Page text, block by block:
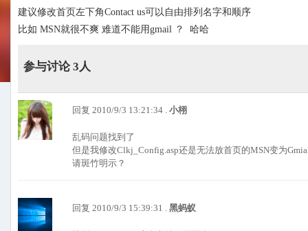
建议修改首页左下角Contact us可以自由排列名字和顺序
比如 MSN就很不爽 难道不能用gmail ？ 哈哈
参与讨论 3人
回复 2010/9/3 13:21:34 .小栩
乱码问题找到了
但是我修改Clkj_Config.asp还是无法放首页的MSN变为
请斑竹明示？
回复 2010/9/3 15:39:31 .黑蚂蚁